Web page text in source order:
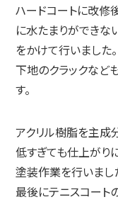
ハードコートに改修
に水たまりができな
をかけて行いました。
下地のクラックなど
す。
アクリル樹脂を主成
低すぎても仕上がり
塗装作業を行いまし
最後にテニスコート